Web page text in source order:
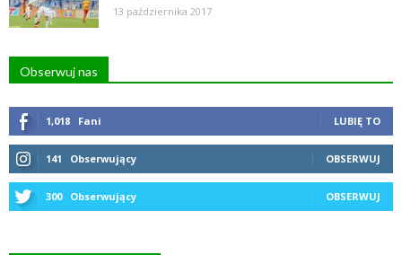
13 października 2017
Obserwuj nas
1,018 Fani LUBIĘ TO
141 Obserwujący OBSERWUJ
300 Obserwujący OBSERWUJ